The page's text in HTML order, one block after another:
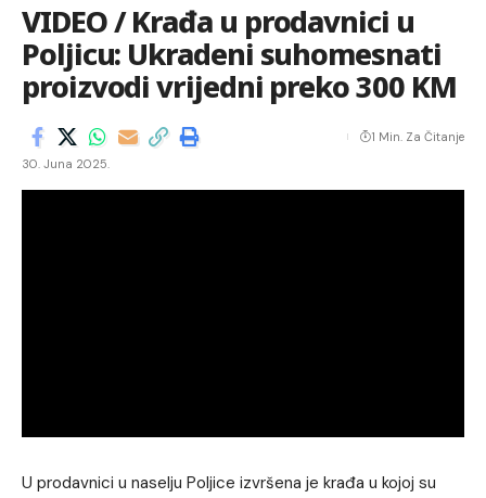
VIDEO / Krađa u prodavnici u
Poljicu: Ukradeni suhomesnati
proizvodi vrijedni preko 300 KM
30. Juna 2025.
1 Min. Za Čitanje
U prodavnici u naselju Poljice izvršena je krađa u kojoj su